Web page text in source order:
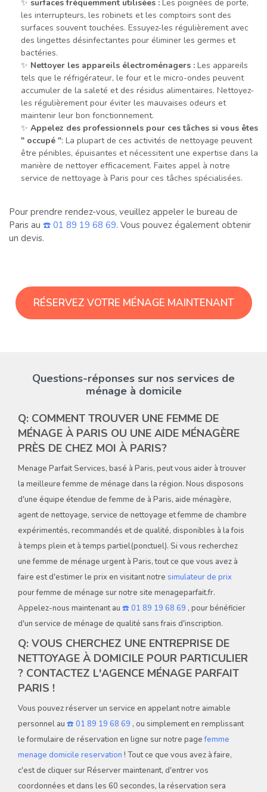
✨ surfaces fréquemment utilisées : Les poignées de porte,
les interrupteurs, les robinets et les comptoirs sont des
surfaces souvent touchées. Essuyez-les régulièrement avec
des lingettes désinfectantes pour éliminer les germes et
bactéries.
✨ Nettoyer les appareils électroménagers : Les appareils
tels que le réfrigérateur, le four et le micro-ondes peuvent
accumuler de la saleté et des résidus alimentaires. Nettoyez-
les régulièrement pour éviter les mauvaises odeurs et
maintenir leur bon fonctionnement.
✨ Appelez des professionnels pour ces tâches si vous êtes
" occupé ": La plupart de ces activités de nettoyage peuvent
être pénibles, épuisantes et nécessitent une expertise dans la
manière de nettoyer efficacement. Faites appel à notre
service de nettoyage à Paris pour ces tâches spécialisées.
Pour prendre rendez-vous, veuillez appeler le bureau de
Paris au ☎️ 01 89 19 68 69. Vous pouvez également obtenir
un devis.
RÉSERVEZ VOTRE MÉNAGE MAINTENANT
Questions-réponses sur nos services de
ménage à domicile
Q: COMMENT TROUVER UNE FEMME DE
MÉNAGE À PARIS OU UNE AIDE MÉNAGÈRE
PRÈS DE CHEZ MOI À PARIS?
Menage Parfait Services, basé à Paris, peut vous aider à trouver
la meilleure femme de ménage dans la région. Nous disposons
d'une équipe étendue de femme de à Paris, aide ménagère,
agent de nettoyage, service de nettoyage et femme de chambre
expérimentés, recommandés et de qualité, disponibles à la fois
à temps plein et à temps partiel(ponctuel). Si vous recherchez
une femme de ménage urgent à Paris, tout ce que vous avez à
faire est d'estimer le prix en visitant notre simulateur de prix
pour femme de ménage sur notre site menageparfait.fr.
Appelez-nous maintenant au ☎️ 01 89 19 68 69 , pour bénéficier
d'un service de ménage de qualité sans frais d'inscription.
Q: VOUS CHERCHEZ UNE ENTREPRISE DE
NETTOYAGE À DOMICILE POUR PARTICULIER
? CONTACTEZ L'AGENCE MÉNAGE PARFAIT
PARIS !
Vous pouvez réserver un service en appelant notre aimable
personnel au ☎️ 01 89 19 68 69 , ou simplement en remplissant
le formulaire de réservation en ligne sur notre pagefemme
menage domicile reservation ! Tout ce que vous avez à faire,
c'est de cliquer sur Réserver maintenant, d'entrer vos
coordonnées et dans les 60 secondes, la réservation sera